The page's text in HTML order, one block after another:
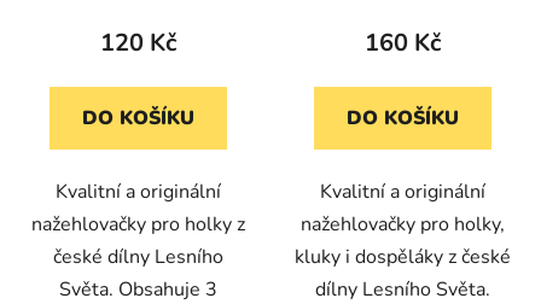
120 Kč
DO KOŠÍKU
Kvalitní a originální
nažehlovačky pro holky z
české dílny Lesního
Světa. Obsahuje 3
160 Kč
DO KOŠÍKU
Kvalitní a originální
nažehlovačky pro holky,
kluky i dospěláky z české
dílny Lesního Světa.